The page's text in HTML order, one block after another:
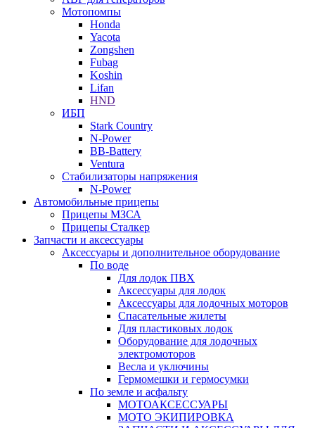
Мотопомпы
Honda
Yacota
Zongshen
Fubag
Koshin
Lifan
HND
ИБП
Stark Country
N-Power
BB-Battery
Ventura
Стабилизаторы напряжения
N-Power
Автомобильные прицепы
Прицепы МЗСА
Прицепы Сталкер
Запчасти и аксессуары
Аксессуары и дополнительное оборудование
По воде
Для лодок ПВХ
Аксессуары для лодок
Аксессуары для лодочных моторов
Спасательные жилеты
Для пластиковых лодок
Оборудование для лодочных
электромоторов
Весла и уключины
Гермомешки и гермосумки
По земле и асфальту
МОТОАКСЕССУАРЫ
МОТО ЭКИПИРОВКА